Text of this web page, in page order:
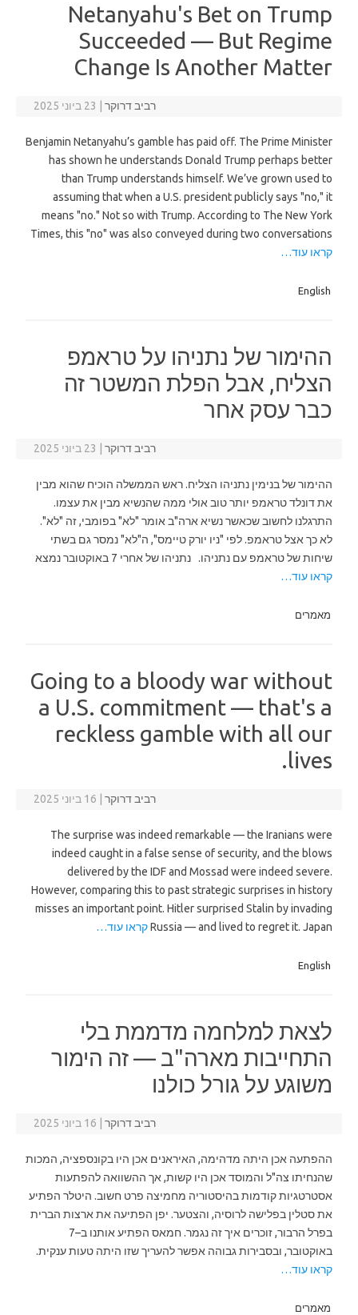
Netanyahu's Bet on Trump
Succeeded — But Regime
Change Is Another Matter
רביב דרוקר 23 ביוני 2025
Benjamin Netanyahu’s gamble has paid off. The Prime Minister
has shown he understands Donald Trump perhaps better
than Trump understands himself. We’ve grown used to
assuming that when a U.S. president publicly says "no," it
means "no." Not so with Trump. According to The New York
Times, this "no" was also conveyed during two conversations
קראו עוד…
English
ההימור של נתניהו על טראמפ
הצליח, אבל הפלת המשטר זה
כבר עסק אחר
רביב דרוקר 23 ביוני 2025
ההימור של בנימין נתניהו הצליח. ראש הממשלה הוכיח שהוא מבין
את דונלד טראמפ יותר טוב אולי ממה שהנשיא מבין את עצמו.
התרגלנו לחשוב שכאשר נשיא ארה"ב אומר "לא" בפומבי, זה "לא".
לא כך אצל טראמפ. לפי "ניו יורק טיימס", ה"לא" נמסר גם בשתי
שיחות של טראמפ עם נתניהו. נתניהו של אחרי 7 באוקטובר נמצא
קראו עוד…
מאמרים
Going to a bloody war without
a U.S. commitment — that's a
reckless gamble with all our
lives.
רביב דרוקר 16 ביוני 2025
The surprise was indeed remarkable — the Iranians were
indeed caught in a false sense of security, and the blows
delivered by the IDF and Mossad were indeed severe.
However, comparing this to past strategic surprises in history
misses an important point. Hitler surprised Stalin by invading
Russia — and lived to regret it. Japanקראו עוד…
English
לצאת למלחמה מדממת בלי
התחייבות מארה"ב — זה הימור
משוגע על גורל כולנו
רביב דרוקר 16 ביוני 2025
ההפתעה אכן היתה מדהימה, האיראנים אכן היו בקונספציה, המכות
שהנחיתו צה"ל והמוסד אכן היו קשות, אך ההשוואה להפתעות
אסטרטגיות קודמות בהיסטוריה מחמיצה פרט חשוב. היטלר הפתיע
את סטלין בפלישה לרוסיה, והצטער. יפן הפתיעה את ארצות הברית
בפרל הרבור, זוכרים איך זה נגמר. חמאס הפתיע אותנו ב–7
באוקטובר, ובסבירות גבוהה אפשר להעריך שזו היתה טעות ענקית.
קראו עוד…
מאמרים